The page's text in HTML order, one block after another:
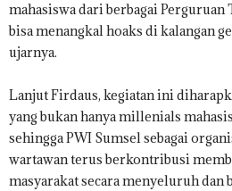
mahasiswa dari berbagai
bisa menangkal hoaks di kalangan
ujarnya.
Lanjut Firdaus, kegiatan ini
yang bukan hanya millenials
sehingga PWI Sumsel sebagai
wartawan terus berkontribusi
masyarakat secara menyeluruh dan